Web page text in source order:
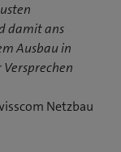
damit ans
Ausbau in
Netzbau